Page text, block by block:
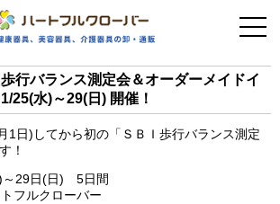
介護用品
フィットネス
行バランス測定会＆オーダーメイドイ
水)～29(日) 開催！
1日)してから初の「ＳＢＩ歩行バランス測定
！
～29日(日) 5日間
フルクローバー